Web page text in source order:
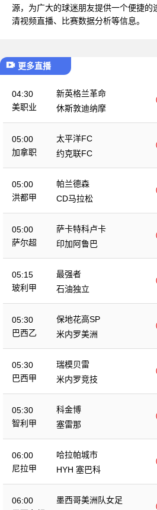
源，为广大的球迷朋友提供一个便捷的
清视频直播、比赛数据分析等信息。
更多直播
04:30
美职业
新英格兰革命
休斯敦迪纳摩
05:00
加拿职
太平洋FC
约克联FC
05:00
洪都甲
帕兰德森
CD马拉松
05:00
萨尔超
萨卡特科卢卡
印加阿鲁巴
05:15
玻利甲
最强者
石油独立
05:30
巴西乙
保地花高SP
米内罗美洲
05:30
巴西甲
瑞模贝雷
米内罗竞技
05:30
智利甲
科金博
塞雷那
06:00
尼拉甲
哈拉帕城市
HYH 塞巴科
06:00
墨西哥美洲队女足